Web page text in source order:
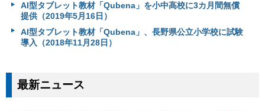
AI型タブレット教材「Qubena」を小中高校に3カ月間無償
提供（2019年5月16日）
AI型タブレット教材「Qubena」、長野県公立小学校に試験
導入（2018年11月28日）
最新ニュース